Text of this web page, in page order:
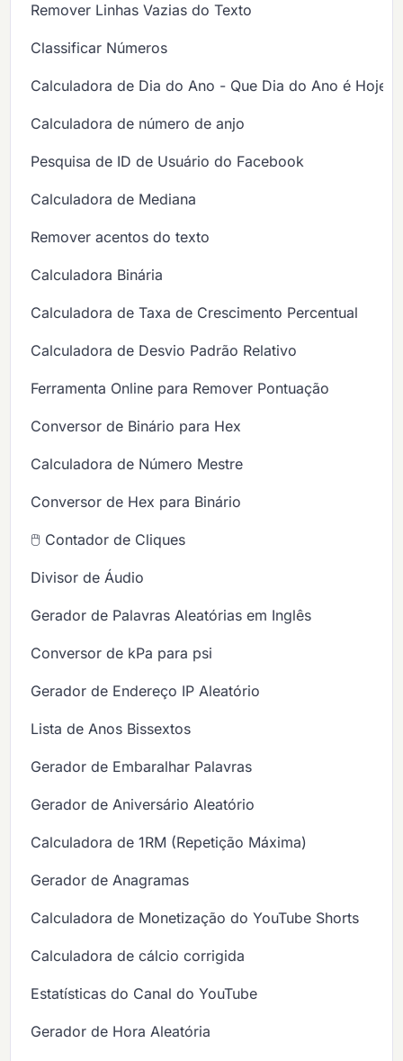
Remover Linhas Vazias do Texto
Classificar Números
Calculadora de Dia do Ano - Que Dia do Ano é Hoje?
Calculadora de número de anjo
Pesquisa de ID de Usuário do Facebook
Calculadora de Mediana
Remover acentos do texto
Calculadora Binária
Calculadora de Taxa de Crescimento Percentual
Calculadora de Desvio Padrão Relativo
Ferramenta Online para Remover Pontuação
Conversor de Binário para Hex
Calculadora de Número Mestre
Conversor de Hex para Binário
🖱️ Contador de Cliques
Divisor de Áudio
Gerador de Palavras Aleatórias em Inglês
Conversor de kPa para psi
Gerador de Endereço IP Aleatório
Lista de Anos Bissextos
Gerador de Embaralhar Palavras
Gerador de Aniversário Aleatório
Calculadora de 1RM (Repetição Máxima)
Gerador de Anagramas
Calculadora de Monetização do YouTube Shorts
Calculadora de cálcio corrigida
Estatísticas do Canal do YouTube
Gerador de Hora Aleatória